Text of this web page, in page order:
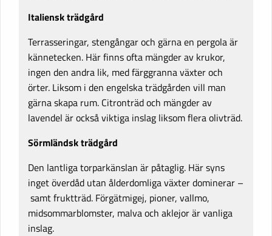
Italiensk trädgård
Terrasseringar, stengångar och gärna en pergola är
kännetecken. Här finns ofta mängder av krukor,
ingen den andra lik, med färggranna växter och
örter. Liksom i den engelska trädgården vill man
gärna skapa rum. Citronträd och mängder av
lavendel är också viktiga inslag liksom flera olivträd.
Sörmländsk trädgård
Den lantliga torparkänslan är påtaglig. Här syns
inget överdåd utan ålderdomliga växter dominerar –
samt fruktträd. Förgätmigej, pioner, vallmo,
midsommarblomster, malva och aklejor är vanliga
inslag.